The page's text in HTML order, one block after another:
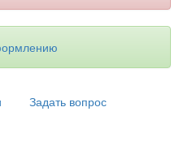
Задать вопрос